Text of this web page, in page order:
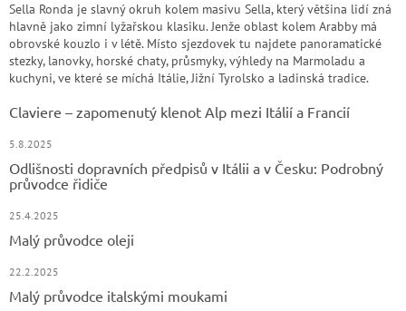
Sella Ronda je slavný okruh kolem masivu Sella, který většina lidí zná
hlavně jako zimní lyžařskou klasiku. Jenže oblast kolem Arabby má
obrovské kouzlo i v létě. Místo sjezdovek tu najdete panoramatické
stezky, lanovky, horské chaty, průsmyky, výhledy na Marmoladu a
kuchyni, ve které se míchá Itálie, Jižní Tyrolsko a ladinská tradice.
Claviere – zapomenutý klenot Alp mezi Itálií a Francií
5.8.2025
Odlišnosti dopravních předpisů v Itálii a v Česku: Podrobný
průvodce řidiče
25.4.2025
Malý průvodce oleji
22.2.2025
Malý průvodce italskými moukami